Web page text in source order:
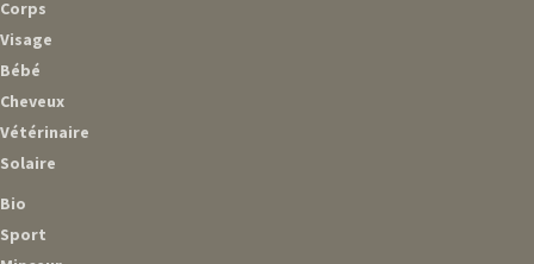
Corps
Visage
Bébé
Cheveux
Vétérinaire
Solaire
Bio
Sport